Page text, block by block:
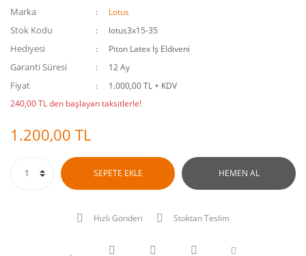
Marka Lotus
Stok Kodu lotus3x15-35
Hediyesi Piton Latex İş Eldiveni
Garanti Süresi 12 Ay
Fiyat
1.000,00 TL + KDV
240,00 TL den başlayan taksitlerle!
1.200,00 TL
SEPETE EKLE HEMEN AL
Hızlı Gönderi Stoktan Teslim